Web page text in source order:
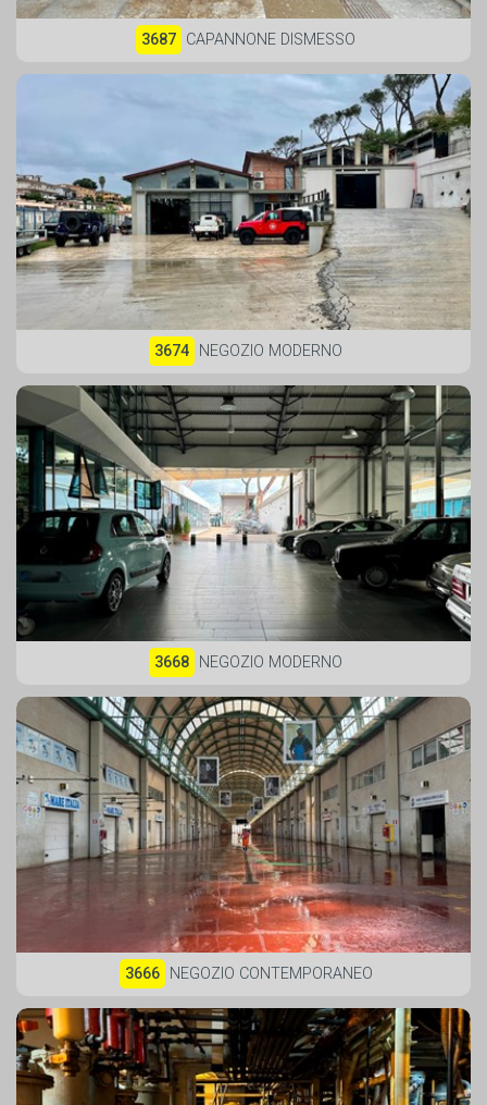
3687 CAPANNONE DISMESSO
3674 NEGOZIO MODERNO
3668 NEGOZIO MODERNO
3666 NEGOZIO CONTEMPORANEO